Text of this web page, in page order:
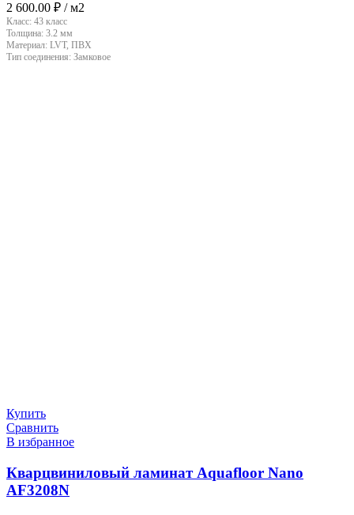
2 600.00 ₽ / м2
Класс: 43 класс
Толщина: 3.2 мм
Материал: LVT, ПВХ
Тип соединения: Замковое
Купить
Сравнить
В избранное
Кварцвиниловый ламинат Aquafloor Nano
AF3208N